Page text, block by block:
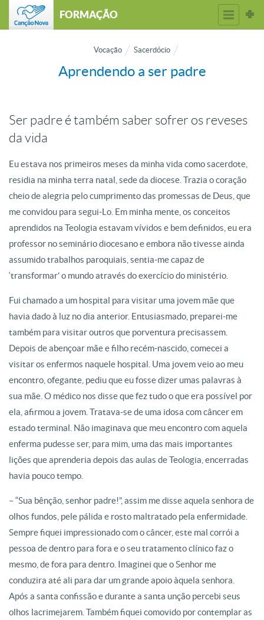
FORMAÇÃO
Vocação Sacerdócio
Aprendendo a ser padre
Ser padre é também saber sofrer os reveses
da vida
Eu estava nos primeiros meses da minha vida como sacerdote,
residia na minha terra natal, sede da diocese. Trazia o coração
cheio de alegria pelo cumprimento das promessas de Deus, que
me convidou para segui-Lo. Em minha mente, os conceitos
aprendidos na Teologia estavam vívidos e bem definidos, eu era
professor no seminário diocesano e embora não tivesse ainda
assumido trabalhos paroquiais, sentia-me capaz de
‘transformar’ o mundo através do exercício do ministério.
Fui chamado a um hospital para visitar uma jovem mãe que
havia dado à luz no dia anterior. Entusiasmado, preparei-me
também para visitar outros que porventura precisassem.
Depois de abençoar mãe e filho recém-nascido, comecei a
visitar os enfermos naquele hospital. Uma jovem veio ao meu
encontro, ofegante, pediu que eu fosse dizer umas palavras à
sua mãe. O médico nos disse que fez tudo o que era possível por
ela, afirmou a jovem. Tratava-se de uma idosa com câncer em
estado terminal. Não imaginava que meu encontro com aquela
enferma pudesse ser, para mim, uma das mais importantes
lições que aprenderia depois das aulas de Teologia, encerradas
havia pouco tempo.
– “Sua bênção, senhor padre!”, assim me disse aquela senhora de
olhos fundos, pele pálida e rosto maltratado pela enfermidade.
Sempre fiquei impressionado com o câncer, este mal corrói a
pessoa de dentro para fora e o seu tratamento clínico faz o
mesmo, de fora para dentro. Imaginei que o Senhor me
conduzira até ali para dar um grande apoio àquela senhora.
Após a santa confissão e durante a santa unção percebi seus
olhos lacrimejarem. Também fiquei comovido por contemplar as